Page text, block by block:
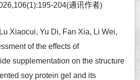
204(通讯作者)
Xiaocui, Yu Di, Fan Xia, Li Wei,
of the effects of
supplementation on the structure
soy protein gel and its